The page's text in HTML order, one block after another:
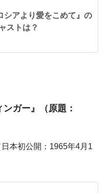
シアより愛をこめて』の
ストは？
ンガー』（原題：
本初公開：1965年4月1